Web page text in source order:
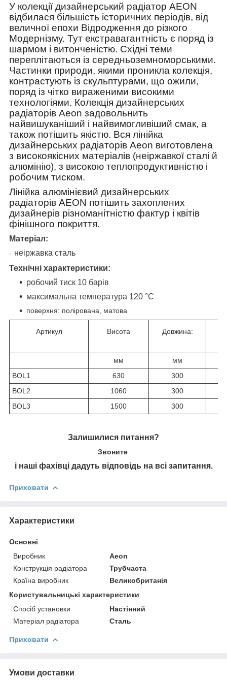
У колекції дизайнерський радіатор AEON
відбилася більшість історичних періодів, від
величної епохи Відродження до різкого
Модернізму. Тут екстравагантність є поряд із
шармом і витонченістю. Східні теми
переплітаються із середньоземноморськими.
Частинки природи, якими проникла колекція,
контрастують із скульптурами, що ожили,
поряд із чітко вираженими високими
технологіями. Колекція дизайнерських
радіаторів Aeon задовольнить
найвишуканіший і найвимогливіший смак, а
також потішить якістю. Вся лінійка
дизайнерських радіаторів Aeon виготовлена
з високоякісних матеріалів (неіржавкої сталі й
алюмінію), з високою теплопродуктивністю і
робочим тиском.
Лінійка алюмінієвий дизайнерських
радіаторів AEON потішить захоплених
дизайнерів різноманітністю фактур і квітів
фінішного покриття.
Матеріал:
· неіржавка сталь
Технічні характеристики:
робочий тиск 10 барів
максимальна температура 120 °C
поверхня: полірована, матова
Артикул Висота Довжина:
мм
мм
BOL1
630
300
BOL2
1060
300
BOL3
1500 300
Залишилися питання?
Звоните
і наші фахівці дадуть відповідь на всі запитання.
Приховати
Характеристики
Основні
Виробник
Aeon
Конструкція радіатора
Трубчаста
Країна виробник
Великобританія
Користувальницькі характеристики
Спосіб установки
Настінний
Матеріал радіатора
Сталь
Приховати
Умови доставки